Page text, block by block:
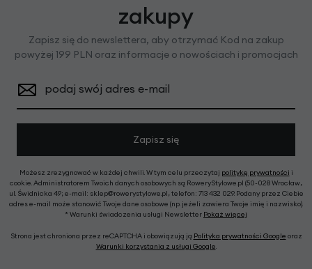
zakupy
Zapisz się do newslettera, aby otrzymać Kod na zakup
powyżej 199 PLN oraz informacje o nowościach i promocjach
podaj swój adres e-mail
Zapisz się
Możesz zrezygnować w każdej chwili. W tym celu przeczytaj politykę prywatności i
cookie. Administratorem Twoich danych osobowych są RoweryStylowe.pl (50-028 Wrocław,
ul. Świdnicka 49; e-mail: sklep@rowerystylowe.pl, telefon: 713 432 029. Podany przez Ciebie
adres e-mail może stanowić Twoje dane osobowe (np. jeżeli zawiera Twoje imię i nazwisko).
* Warunki świadczenia usługi Newsletter Pokaż więcej
Strona jest chroniona przez reCAPTCHA i obowiązują ją Polityka prywatności Google oraz
Warunki korzystania z usługi Google.